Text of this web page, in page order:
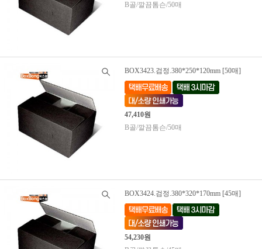
B골/깔끔톰슨/50매
BOX3423.검정.380*250*120mm [50매]
47,410원
B골/깔끔톰슨/50매
BOX3424.검정.380*320*170mm [45매]
54,230원